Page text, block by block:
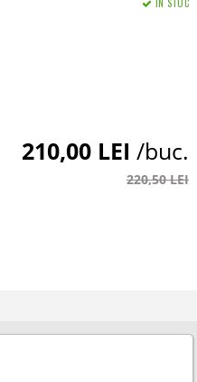
IN STOC
210,00 LEI /buc.
220,50 LEI